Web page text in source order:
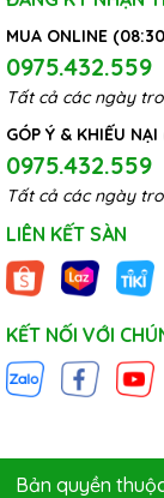
MUA ONLINE
0975.432.559
Tất cả các ngày
GÓP Ý & KHIẾU
0975.432.559
Tất cả các ngày
LIÊN KẾT SÀN
KẾT NỐI VỚI
Bản quyền